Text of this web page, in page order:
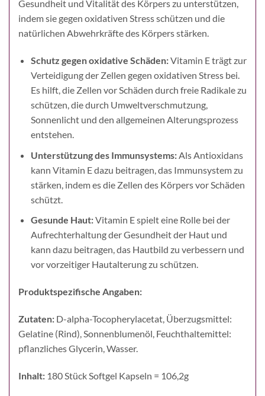
Gesundheit und Vitalität des Körpers zu unterstützen,
indem sie gegen oxidativen Stress schützen und die
natürlichen Abwehrkräfte des Körpers stärken.
Schutz gegen oxidative Schäden:Vitamin E trägt zur
Verteidigung der Zellen gegen oxidativen Stress bei.
Es hilft, die Zellen vor Schäden durch freie Radikale zu
schützen, die durch Umweltverschmutzung,
Sonnenlicht und den allgemeinen Alterungsprozess
entstehen.
Unterstützung des Immunsystems:Als Antioxidans
kann Vitamin E dazu beitragen, das Immunsystem zu
stärken, indem es die Zellen des Körpers vor Schäden
schützt.
Gesunde Haut:Vitamin E spielt eine Rolle bei der
Aufrechterhaltung der Gesundheit der Haut und
kann dazu beitragen, das Hautbild zu verbessern und
vor vorzeitiger Hautalterung zu schützen.
Produktspezifische Angaben:
Zutaten: D-alpha-Tocopherylacetat, Überzugsmittel:
Gelatine (Rind), Sonnenblumenöl, Feuchthaltemittel:
pflanzliches Glycerin, Wasser.
Inhalt: 180 Stück Softgel Kapseln = 106,2g